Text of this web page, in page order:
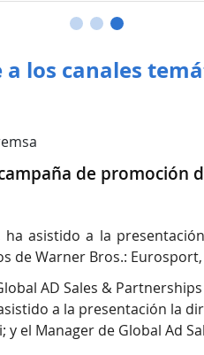
los canales
de promoción
asistido a la
Warner Bros.:
AD Sales &
a la presentación la
el Manager de Global Ad